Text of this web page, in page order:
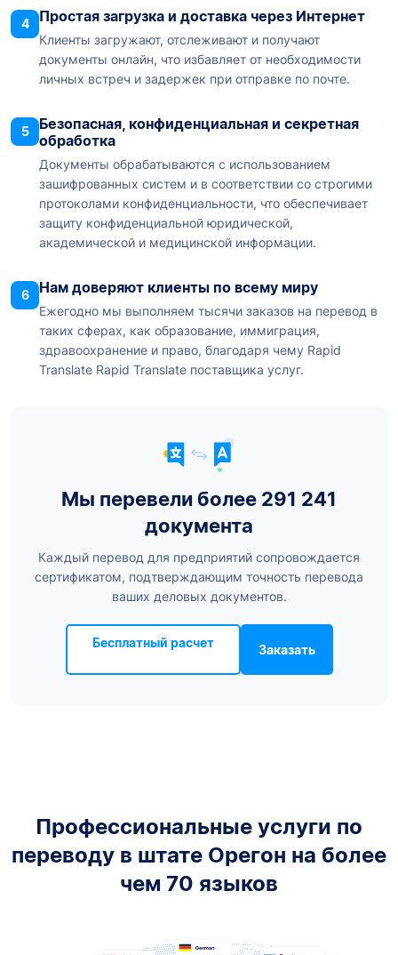
4 Простая загрузка и доставка через Интернет
Клиенты загружают, отслеживают и получают
документы онлайн, что избавляет от необходимости
личных встреч и задержек при отправке по почте.
5
Безопасная, конфиденциальная и секретная
обработка
Документы обрабатываются с использованием
зашифрованных систем и в соответствии со строгими
протоколами конфиденциальности, что обеспечивает
защиту конфиденциальной юридической,
академической и медицинской информации.
6 Нам доверяют клиенты по всему миру
Ежегодно мы выполняем тысячи заказов на перевод в
таких сферах, как образование, иммиграция,
здравоохранение и право, благодаря чему Rapid
Translate Rapid Translate поставщика услуг.
Мы перевели более 291 241
документа
Каждый перевод для предприятий сопровождается
сертификатом, подтверждающим точность перевода
ваших деловых документов.
Бесплатный расчет Заказать
Профессиональные услуги по
переводу в штате Орегон на более
чем 70 языков